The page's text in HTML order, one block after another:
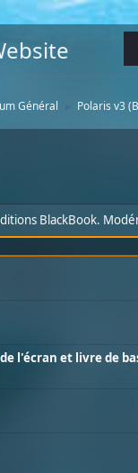
Général Polaris v3
BlackBook.
l'écran et livre de